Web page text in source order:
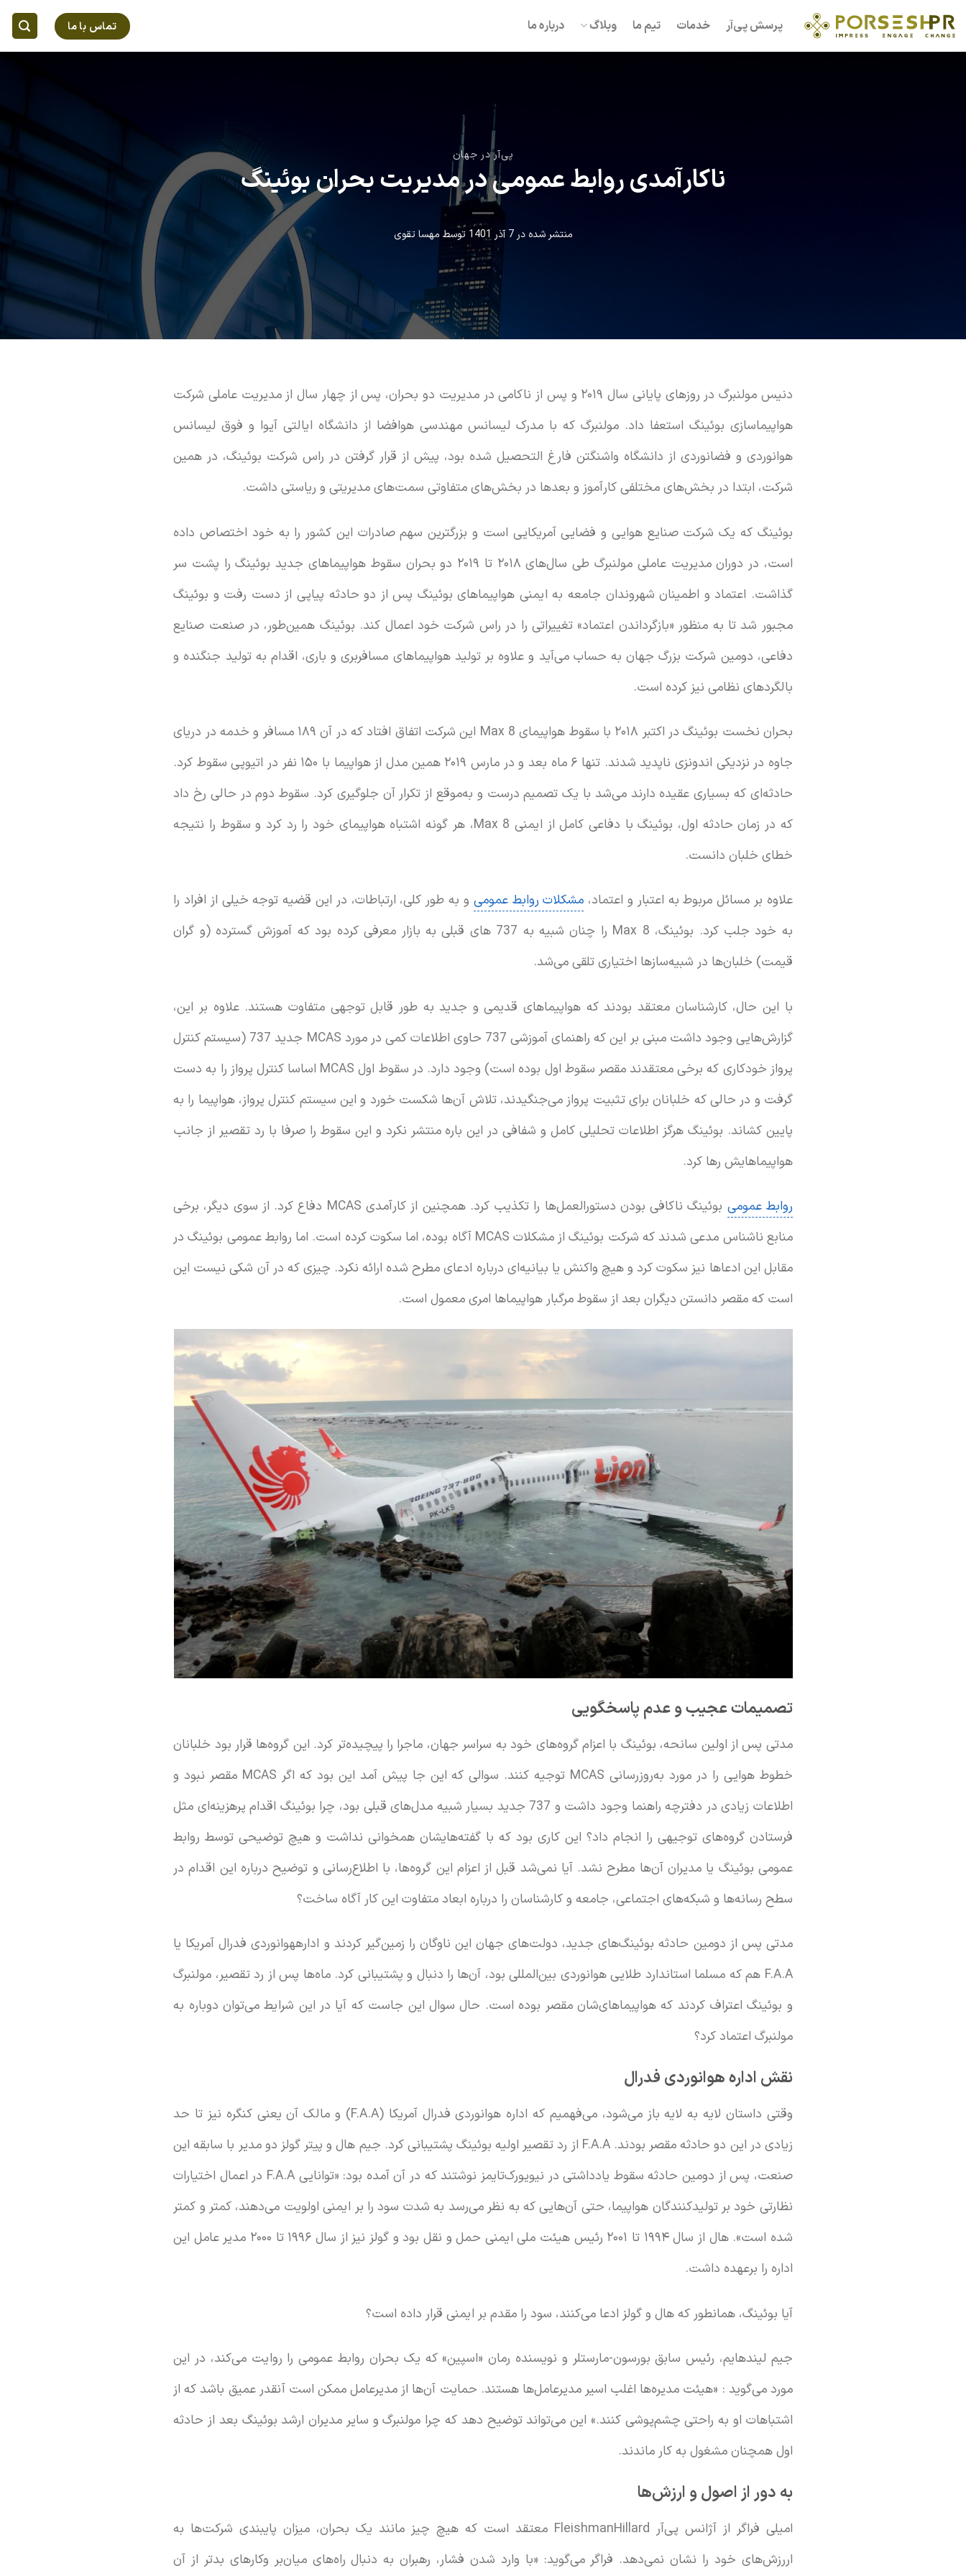
to
content
پرسش پی‌آر خدمات تیم ما وبلاگ درباره ما تماس با ما
پی‌آر در جهان
ناکارآمدی روابط عمومی در مدیریت بحران بوئینگ
منتشر شده در7 آذر 1401 توسط مهسا تقوی
دنیس مولنبرگ در روزهای پایانی سال ۲۰۱۹ و پس از ناکامی در مدیریت دو بحران، پس از چهار سال از مدیریت عاملی شرکت
هواپیماسازی بوئینگ استعفا داد. مولنبرگ که با مدرک لیسانس مهندسی هوافضا از دانشگاه ایالتی آیوا و فوق لیسانس
هوانوردی و فضانوردی از دانشگاه واشنگتن فارغ التحصیل شده بود، پیش از قرار گرفتن در راس شرکت بوئینگ، در همین
شرکت، ابتدا در بخش‌های مختلفی کارآموز و بعدها در بخش‌های متفاوتی سمت‌های مدیریتی و ریاستی داشت.
بوئینگ که یک شرکت صنایع هوایی و فضایی آمریکایی است و بزرگترین سهم صادرات این کشور را به خود اختصاص داده
است، در دوران مدیریت عاملی مولنبرگ طی سال‌های ۲۰۱۸ تا ۲۰۱۹ دو بحران سقوط هواپیماهای جدید بوئینگ را پشت سر
گذاشت. اعتماد و اطمینان شهروندان جامعه به ایمنی هواپیماهای بوئینگ پس از دو حادثه پیاپی از دست رفت و بوئینگ
مجبور شد تا به منظور «بازگرداندن اعتماد» تغییراتی را در راس شرکت خود اعمال کند. بوئینگ همین‌طور، در صنعت صنایع
دفاعی، دومین شرکت بزرگ جهان به حساب می‌آید و علاوه بر تولید هواپیماهای مسافربری و باری، اقدام به تولید جنگنده و
بالگردهای نظامی نیز کرده است.
بحران نخست بوئینگ در اکتبر ۲۰۱۸ با سقوط هواپیمای Max 8 این شرکت اتفاق افتاد که در آن ۱۸۹ مسافر و خدمه در دریای
جاوه در نزدیکی اندونزی ناپدید شدند. تنها ۶ ماه بعد و در مارس ۲۰۱۹ همین مدل از هواپیما با ۱۵۰ نفر در اتیوپی سقوط کرد.
حادثه‌ای که بسیاری عقیده دارند می‌شد با یک تصمیم درست و به‌موقع از تکرار آن جلوگیری کرد. سقوط دوم در حالی رخ داد
که در زمان حادثه اول، بوئینگ با دفاعی کامل از ایمنی Max 8، هر گونه اشتباه هواپیمای خود را رد کرد و سقوط را نتیجه
خطای خلبان دانست.
علاوه بر مسائل مربوط به اعتبار و اعتماد، مشکلات روابط عمومی و به طور کلی، ارتباطات، در این قضیه توجه خیلی از افراد را
به خود جلب کرد. بوئینگ، Max 8 را چنان شبیه به 737 های قبلی به بازار معرفی کرده بود که آموزش گسترده (و گران
قیمت) خلبان‌ها در شبیه‌سازها اختیاری تلقی می‌شد.
با این حال، کارشناسان معتقد بودند که هواپیماهای قدیمی و جدید به طور قابل توجهی متفاوت هستند. علاوه بر این،
گزارش‌هایی وجود داشت مبنی بر این که راهنمای آموزشی 737 حاوی اطلاعات کمی در مورد MCAS جدید 737 (سیستم کنترل
پرواز خودکاری که برخی معتقدند مقصر سقوط اول بوده است) وجود دارد. در سقوط اول MCAS اساسا کنترل پرواز را به دست
گرفت و در حالی که خلبانان برای تثبیت پرواز می‌جنگیدند، تلاش آن‌ها شکست خورد و این سیستم کنترل پرواز، هواپیما را به
پایین کشاند. بوئینگ هرگز اطلاعات تحلیلی کامل و شفافی در این باره منتشر نکرد و این سقوط را صرفا با رد تقصیر از جانب
هواپیماهایش رها کرد.
روابط عمومی
بوئینگ ناکافی بودن دستورالعمل‌ها را تکذیب کرد. همچنین از کارآمدی MCAS دفاع کرد. از سوی دیگر، برخی
منابع ناشناس مدعی شدند که شرکت بوئینگ از مشکلات MCAS آگاه بوده، اما سکوت کرده است. اما روابط عمومی بوئینگ در
مقابل این ادعاها نیز سکوت کرد و هیچ واکنش یا بیانیه‌ای درباره ادعای مطرح شده ارائه نکرد. چیزی که در آن شکی نیست این
است که مقصر دانستن دیگران بعد از سقوط مرگبار هواپیماها امری معمول است.
تصمیمات عجیب و عدم پاسخگویی
مدتی پس از اولین سانحه، بوئینگ با اعزام گروه‌های خود به سراسر جهان، ماجرا را پیچیده‌تر کرد. این گروه‌ها قرار بود خلبانان
خطوط هوایی را در مورد به‌روزرسانی MCAS توجیه کنند. سوالی که این جا پیش آمد این بود که اگر MCAS مقصر نبود و
اطلاعات زیادی در دفترچه راهنما وجود داشت و 737 جدید بسیار شبیه مدل‌های قبلی بود، چرا بوئینگ اقدام پرهزینه‌ای مثل
فرستادن گروه‌های توجیهی را انجام داد؟ این کاری بود که با گفته‌هایشان همخوانی نداشت و هیچ توضیحی توسط روابط
عمومی بوئینگ یا مدیران آن‌ها مطرح نشد. آیا نمی‌شد قبل از اعزام این گروه‌ها، با اطلاع‌رسانی و توضیح درباره این اقدام در
سطح رسانه‌ها و شبکه‌های اجتماعی، جامعه و کارشناسان را درباره ابعاد متفاوت این کار آگاه ساخت؟
مدتی پس از دومین حادثه بوئینگ‌های جدید، دولت‌های جهان این ناوگان را زمین‌گیر کردند و ادارههوانوردی فدرال آمریکا یا
F.A.A هم که مسلما استاندارد طلایی هوانوردی بین‌المللی بود، آن‌ها را دنبال و پشتیبانی کرد. ماه‌ها پس از رد تقصیر، مولنبرگ
و بوئینگ اعتراف کردند که هواپیماهای‌شان مقصر بوده است. حال سوال این جاست که آیا در این شرایط می‌توان دوباره به
مولنبرگ اعتماد کرد؟
نقش اداره هوانوردی فدرال
وقتی داستان لایه به لایه باز می‌شود، می‌فهمیم که اداره هوانوردی فدرال آمریکا (F.A.A) و مالک آن یعنی کنگره نیز تا حد
زیادی در این دو حادثه مقصر بودند. F.A.A از رد تقصیر اولیه بوئینگ پشتیبانی کرد. جیم هال و پیتر گولز دو مدیر با سابقه این
صنعت، پس از دومین حادثه سقوط یادداشتی در نیویورک‌تایمز نوشتند که در آن آمده بود: «توانایی F.A.A در اعمال اختیارات
نظارتی خود بر تولیدکنندگان هواپیما، حتی آن‌هایی که به نظر می‌رسد به شدت سود را بر ایمنی اولویت می‌دهند، کمتر و کمتر
شده است». هال از سال ۱۹۹۴ تا ۲۰۰۱ رئیس هیئت ملی ایمنی حمل و نقل بود و گولز نیز از سال ۱۹۹۶ تا ۲۰۰۰ مدیر عامل این
اداره را برعهده داشت.
آیا بوئینگ، همانطور که هال و گولز ادعا می‌کنند، سود را مقدم بر ایمنی قرار داده است؟
جیم لیندهایم، رئیس سابق بورسون-مارستلر و نویسنده رمان «اسپین» که یک بحران روابط عمومی را روایت می‌کند، در این
مورد می‌گوید : «هیئت مدیره‌ها اغلب اسیر مدیرعامل‌ها هستند. حمایت آن‌ها از مدیرعامل ممکن است آنقدر عمیق باشد که از
اشتباهات او به راحتی چشم‌پوشی کنند.» این می‌تواند توضیح دهد که چرا مولنبرگ و سایر مدیران ارشد بوئینگ بعد از حادثه
اول همچنان مشغول به کار ماندند.
به دور از اصول و ارزش‌ها
امیلی فراگر از آژانس پی‌آر FleishmanHillard معتقد است که هیچ چیز مانند یک بحران، میزان پایبندی شرکت‌ها به
اررزش‌های خود را نشان نمی‌دهد. فراگر می‌گوید: «با وارد شدن فشار، رهبران به دنبال راه‌های میان‌بر وکارهای بدتر از آن